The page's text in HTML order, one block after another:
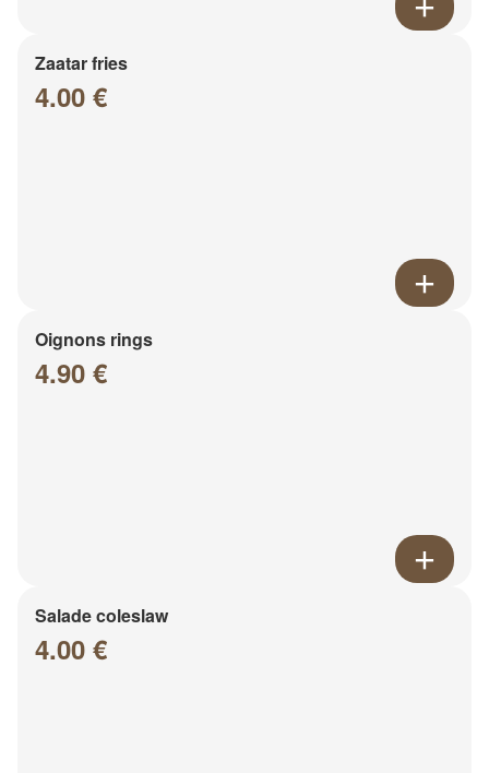
Zaatar fries
4.00 €
Oignons rings
4.90 €
Salade coleslaw
4.00 €